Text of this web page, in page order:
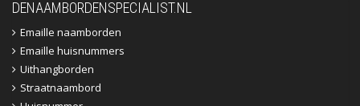
DENAAMBORDENSPECIALIST.NL
Emaille naamborden
Emaille huisnummers
Uithangborden
Straatnaambord